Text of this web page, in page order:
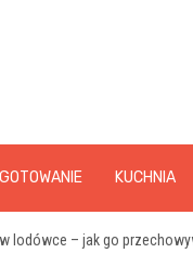
GOTOWANIE KUCHNIA
lodówce – jak go